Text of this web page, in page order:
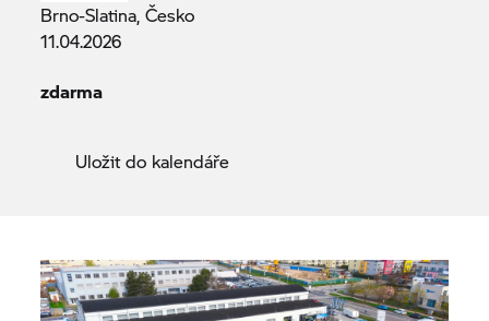
Brno-Slatina, Česko
11.04.2026
zdarma
Uložit do kalendáře